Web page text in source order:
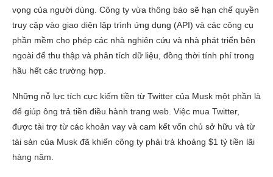
vọng của người dùng. Công ty vừa thông báo sẽ hạn chế quyền
truy cập vào giao diện lập trình ứng dụng (API) và các công cụ
phần mềm cho phép các nhà nghiên cứu và nhà phát triển bên
ngoài để thu thập và phân tích dữ liệu, đồng thời tính phí trong
hầu hết các trường hợp.
Những nỗ lực tích cực kiếm tiền từ Twitter của Musk một phần là
để giúp ông trả tiền điều hành trang web. Việc mua Twitter,
được tài trợ từ các khoản vay và cam kết vốn chủ sở hữu và từ
tài sản của Musk đã khiến công ty phải trả khoảng $1 tỷ tiền lãi
hàng năm.